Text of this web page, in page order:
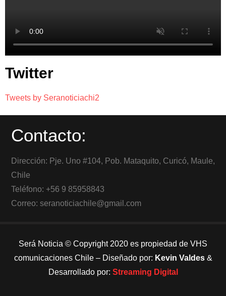
Twitter
Tweets by Seranoticiachi2
Contacto:
Dirección: Pje. Uno #104, Pob. Mataquito, Curicó, Maule,
Chile
Teléfono: +56 9 85958843
Correo: seranoticiachile@gmail.com
Será Noticia © Copyright 2020 es propiedad de VHS
comunicaciones Chile – Diseñado por: Kevin Valdes&
Desarrollado por: Streaming Digital